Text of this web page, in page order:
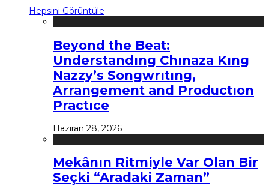
Hepsini Görüntüle
Beyond the Beat:
Understandıng Chınaza Kıng
Nazzy’s Songwrıtıng,
Arrangement and Productıon
Practıce
Haziran 28, 2026
Mekânın Ritmiyle Var Olan Bir
Seçki “Aradaki Zaman”